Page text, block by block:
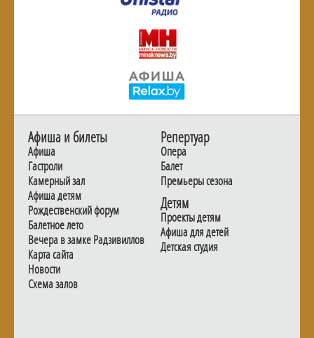
Афиша и билеты
Афиша
Гастроли
Камерный зал
Афиша детям
Рождественский форум
Балетное лето
Вечера в замке Радзивиллов
Карта сайта
Новости
Схема залов
Репертуар
Опера
Балет
Премьеры сезона
Детям
Проекты детям
Афиша для детей
Детская студия